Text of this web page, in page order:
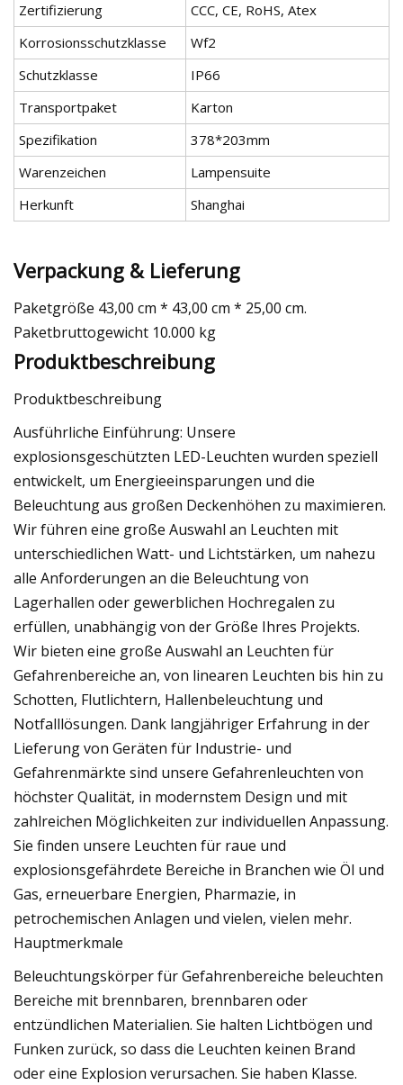
Zertifizierung
CCC, CE, RoHS, Atex
Korrosionsschutzklasse
Wf2
Schutzklasse
IP66
Transportpaket
Karton
Spezifikation
378*203mm
Warenzeichen
Lampensuite
Herkunft
Shanghai
Verpackung & Lieferung
Paketgröße 43,00 cm * 43,00 cm * 25,00 cm.
Paketbruttogewicht 10.000 kg
Produktbeschreibung
Produktbeschreibung
Ausführliche Einführung: Unsere
explosionsgeschützten LED-Leuchten wurden speziell
entwickelt, um Energieeinsparungen und die
Beleuchtung aus großen Deckenhöhen zu maximieren.
Wir führen eine große Auswahl an Leuchten mit
unterschiedlichen Watt- und Lichtstärken, um nahezu
alle Anforderungen an die Beleuchtung von
Lagerhallen oder gewerblichen Hochregalen zu
erfüllen, unabhängig von der Größe Ihres Projekts.
Wir bieten eine große Auswahl an Leuchten für
Gefahrenbereiche an, von linearen Leuchten bis hin zu
Schotten, Flutlichtern, Hallenbeleuchtung und
Notfalllösungen. Dank langjähriger Erfahrung in der
Lieferung von Geräten für Industrie- und
Gefahrenmärkte sind unsere Gefahrenleuchten von
höchster Qualität, in modernstem Design und mit
zahlreichen Möglichkeiten zur individuellen Anpassung.
Sie finden unsere Leuchten für raue und
explosionsgefährdete Bereiche in Branchen wie Öl und
Gas, erneuerbare Energien, Pharmazie, in
petrochemischen Anlagen und vielen, vielen mehr.
Hauptmerkmale
Beleuchtungskörper für Gefahrenbereiche beleuchten
Bereiche mit brennbaren, brennbaren oder
entzündlichen Materialien. Sie halten Lichtbögen und
Funken zurück, so dass die Leuchten keinen Brand
oder eine Explosion verursachen. Sie haben Klasse.